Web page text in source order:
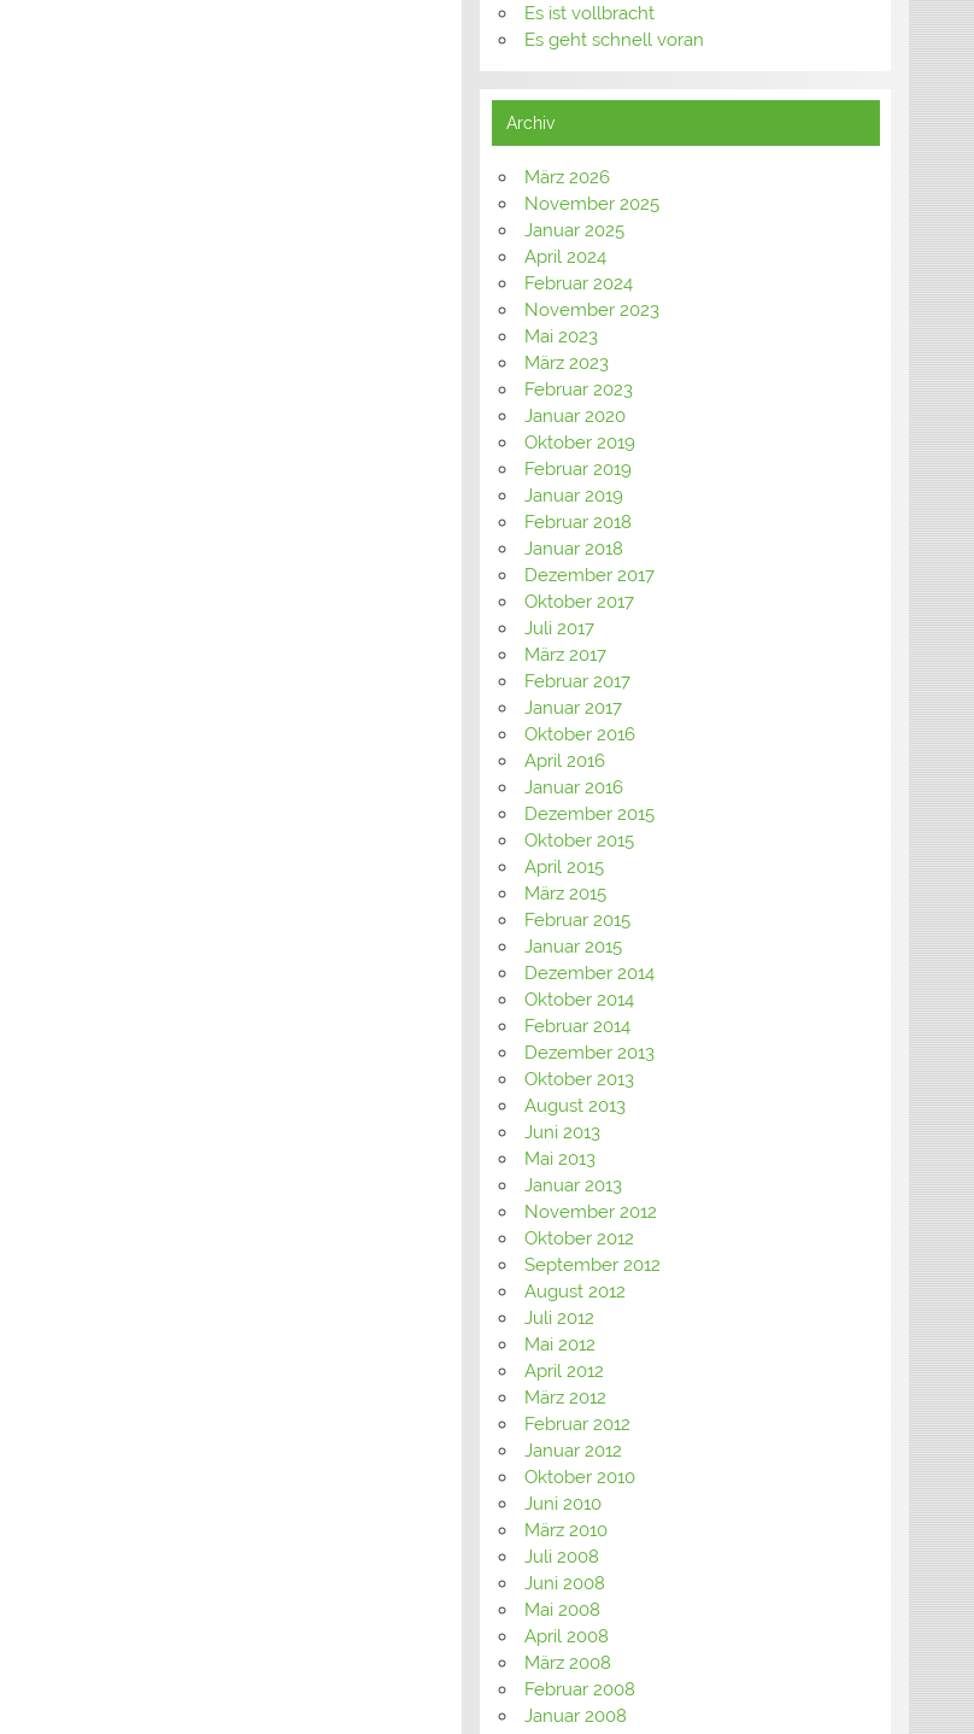
Es ist vollbracht
Es geht schnell voran
Archiv
März 2026
November 2025
Januar 2025
April 2024
Februar 2024
November 2023
Mai 2023
März 2023
Februar 2023
Januar 2020
Oktober 2019
Februar 2019
Januar 2019
Februar 2018
Januar 2018
Dezember 2017
Oktober 2017
Juli 2017
März 2017
Februar 2017
Januar 2017
Oktober 2016
April 2016
Januar 2016
Dezember 2015
Oktober 2015
April 2015
März 2015
Februar 2015
Januar 2015
Dezember 2014
Oktober 2014
Februar 2014
Dezember 2013
Oktober 2013
August 2013
Juni 2013
Mai 2013
Januar 2013
November 2012
Oktober 2012
September 2012
August 2012
Juli 2012
Mai 2012
April 2012
März 2012
Februar 2012
Januar 2012
Oktober 2010
Juni 2010
März 2010
Juli 2008
Juni 2008
Mai 2008
April 2008
März 2008
Februar 2008
Januar 2008